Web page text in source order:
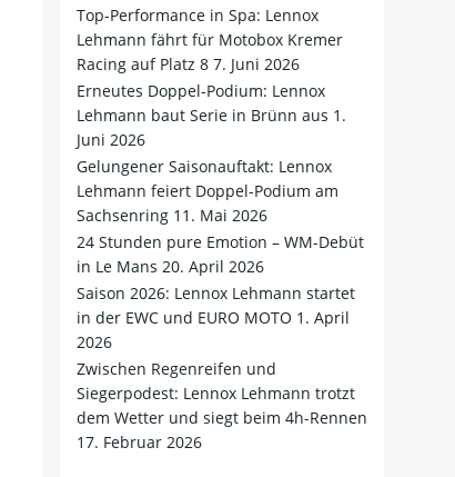
Top-Performance in Spa: Lennox
Lehmann fährt für Motobox Kremer
Racing auf Platz 8 7. Juni 2026
Erneutes Doppel-Podium: Lennox
Lehmann baut Serie in Brünn aus 1.
Juni 2026
Gelungener Saisonauftakt: Lennox
Lehmann feiert Doppel-Podium am
Sachsenring 11. Mai 2026
24 Stunden pure Emotion – WM-Debüt
in Le Mans 20. April 2026
Saison 2026: Lennox Lehmann startet
in der EWC und EURO MOTO 1. April
2026
​Zwischen Regenreifen und
Siegerpodest: Lennox Lehmann trotzt
dem Wetter und siegt beim 4h-Rennen
17. Februar 2026